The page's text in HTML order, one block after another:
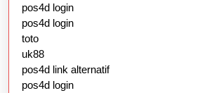
pos4d login
pos4d login
toto
uk88
pos4d link alternatif
pos4d login